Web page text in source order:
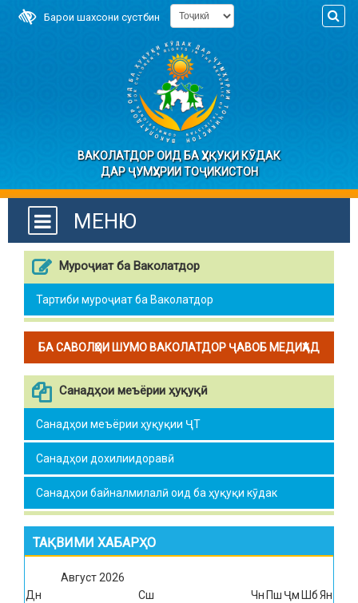
Барои шахсони сустбин
ВАКОЛАТДОР ОИД БА ҲУҚУҚИ КӮДАК
ДАР ҶУМҲУРИИ ТОҶИКИСТОН
МЕНЮ
Муроҷиат ба Ваколатдор
Тартиби муроҷиат ба Ваколатдор
БА САВОЛҲОИ ШУМО ВАКОЛАТДОР ҶАВОБ МЕДИҲАД
Санадҳои меъёрии ҳуқуқӣ
Санадҳои меъёрии ҳуқуқии ҶТ
Санадҳои дохилиидоравӣ
Санадҳои байналмилалӣ оид ба ҳуқуқи кӯдак
ТАҚВИМИ ХАБАРҲО
Август2026
Дн
Сш Чн Пш Ҷм ШбЯн